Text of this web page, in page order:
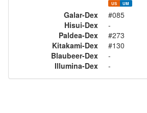
US UM
Galar-Dex
#085
Hisui-Dex
-
Paldea-Dex
#273
Kitakami-Dex
#130
Blaubeer-Dex
-
Illumina-Dex
-